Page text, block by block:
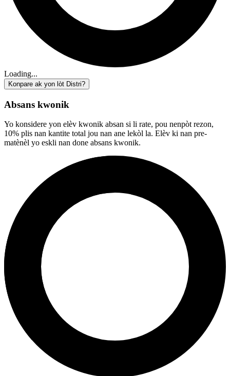
Loading...
Konpare ak yon lòt Distri?
Absans kwonik
Yo konsidere yon elèv kwonik absan si li rate, pou nenpòt rezon,
10% plis nan kantite total jou nan ane lekòl la. Elèv ki nan pre-
matènèl yo eskli nan done absans kwonik.